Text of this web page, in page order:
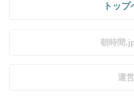
トッ
朝時間
運